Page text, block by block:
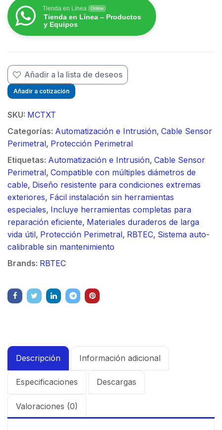
Tienda en Línea Online
Tienda en Línea – Productos
y Equipos
Añadir a la lista de deseos
Añadir a cotización
SKU: MCTXT
Categorías: Automatización e Intrusión, Cable Sensor
Perimetral, Protección Perimetral
Etiquetas: Automatización e Intrusión, Cable Sensor
Perimetral, Compatible con múltiples diámetros de
cable, Diseño resistente para condiciones extremas
exteriores, Fácil instalación sin herramientas
especiales, Incluye herramientas completas para
reparación eficiente, Materiales duraderos de larga
vida útil, Protección Perimetral, RBTEC, Sistema auto-
calibrable sin mantenimiento
Brands: RBTEC
Descripción Información adicional
Especificaciones Descargas
Valoraciones (0)